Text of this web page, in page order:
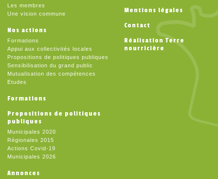
Les membres
Une vision commune
Nos actions
Formations
Appui aux collectivités locales
Propositions de politiques publiques
Sensibilisation du grand public
Mutualisation des compétences
Etudes
Formations
Propositions de politiques
publiques
Municipales 2020
Régionales 2015
Actions Covid-19
Municipales 2026
Annonces
Mentions légales
Contact
Réalisation Terre
nourricière